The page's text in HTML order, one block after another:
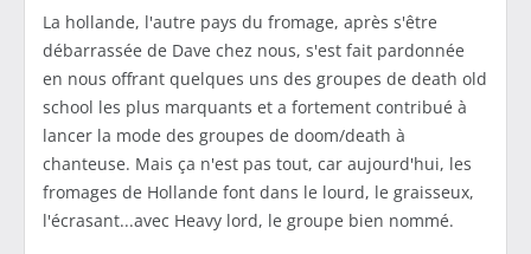
La hollande, l'autre pays du fromage, après s'être
débarrassée de Dave chez nous, s'est fait pardonnée
en nous offrant quelques uns des groupes de death old
school les plus marquants et a fortement contribué à
lancer la mode des groupes de doom/death à
chanteuse. Mais ça n'est pas tout, car aujourd'hui, les
fromages de Hollande font dans le lourd, le graisseux,
l'écrasant...avec Heavy lord, le groupe bien nommé.